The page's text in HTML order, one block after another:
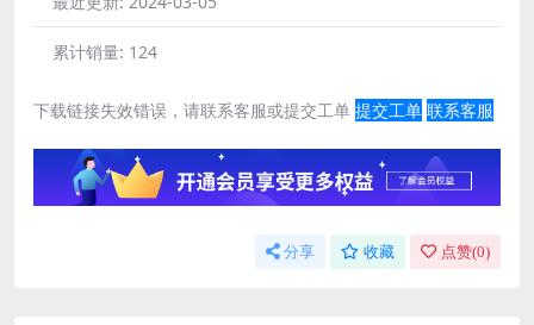
累计销量: 124
下载链接失效错误，请联系客服或提交工单 提交工单 联系客服
分享 收藏 点赞(0)